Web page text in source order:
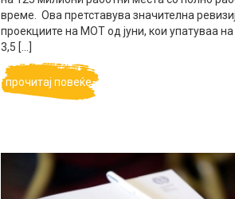
време. Ова претставува значителна
проекциите на МОТ од јуни, кои упатуваа
3,5 […]
прочитај повеќе